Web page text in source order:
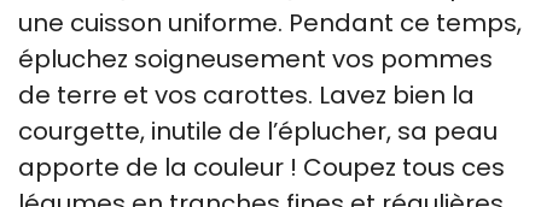
une cuisson uniforme. Pendant ce temps,
épluchez soigneusement vos pommes
de terre et vos carottes. Lavez bien la
courgette, inutile de l’éplucher, sa peau
apporte de la couleur ! Coupez tous ces